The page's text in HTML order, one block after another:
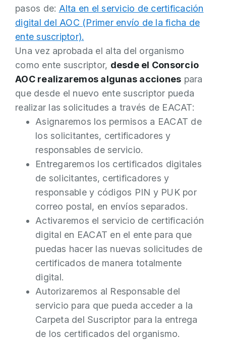
pasos de: Alta en el servicio de certificación
digital del AOC (Primer envío de la ficha de
ente suscriptor).
Una vez aprobada el alta del organismo
como ente suscriptor, desde el Consorcio
AOC realizaremos algunas acciones para
que desde el nuevo ente suscriptor pueda
realizar las solicitudes a través de EACAT:
Asignaremos los permisos a EACAT de
los solicitantes, certificadores y
responsables de servicio.
Entregaremos los certificados digitales
de solicitantes, certificadores y
responsable y códigos PIN y PUK por
correo postal, en envíos separados.
Activaremos el servicio de certificación
digital en EACAT en el ente para que
puedas hacer las nuevas solicitudes de
certificados de manera totalmente
digital.
Autorizaremos al Responsable del
servicio para que pueda acceder a la
Carpeta del Suscriptor para la entrega
de los certificados del organismo.